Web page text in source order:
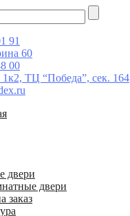
91
60
00
1к2, ТЦ “Победа”, сек. 164
двери
двери
заказ